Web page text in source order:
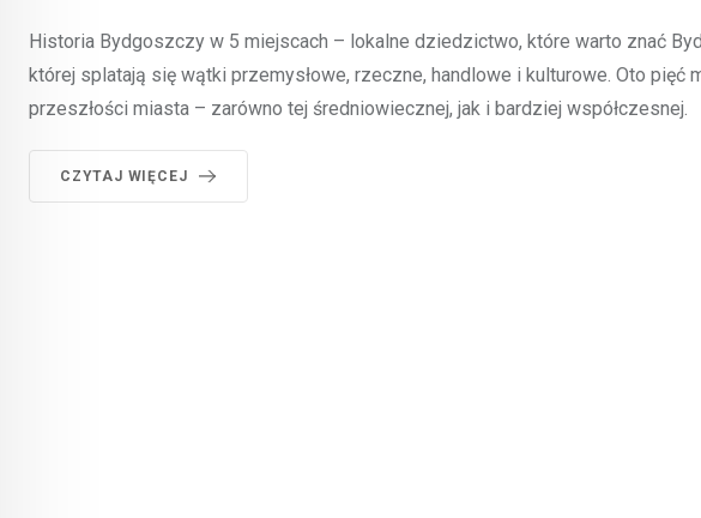
Historia Bydgoszczy w 5 miejscach – lokalne dziedzictwo, które warto znać
której splatają się wątki przemysłowe, rzeczne, handlowe i kulturowe. Oto
przeszłości miasta – zarówno tej średniowiecznej, jak i bardziej
CZYTAJ WIĘCEJ